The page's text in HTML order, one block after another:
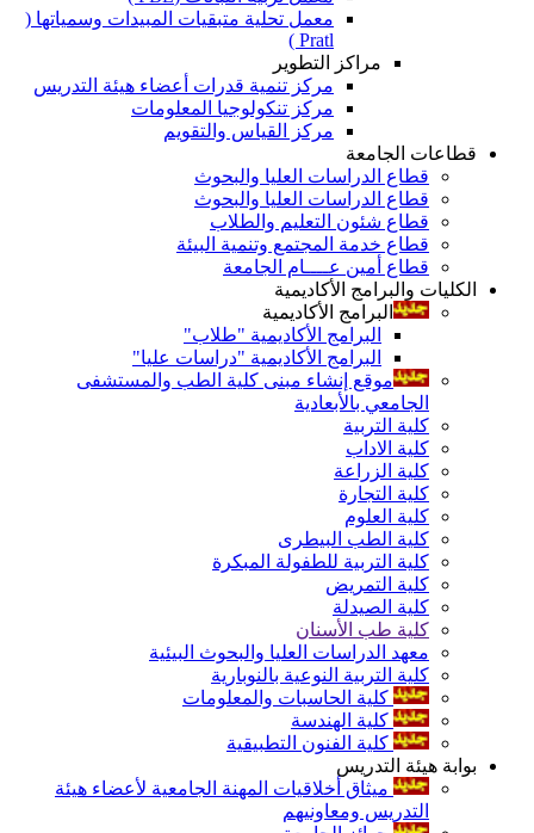
معمل تحلية متبقيات المبيدات وسمياتها (
Pratl )
مراكز التطوير
مركز تنمية قدرات أعضاء هيئة التدريس
مركز تنكولوجيا المعلومات
مركز القياس والتقويم
قطاعات الجامعة
قطاع الدراسات العليا والبحوث
قطاع الدراسات العليا والبحوث
قطاع شئون التعليم والطلاب
قطاع خدمة المجتمع وتنمية البيئة
قطاع أمين عــــام الجامعة
الكليات والبرامج الأكاديمية
البرامج الأكاديمية
البرامج الأكاديمية "طلاب"
البرامج الأكاديمية "دراسات عليا"
موقع إنشاء مبنى كلية الطب والمستشفى
الجامعي بالأبعادية
كلية التربية
كلية الاداب
كلية الزراعة
كلية التجارة
كلية العلوم
كلية الطب البيطرى
كلية التربية للطفولة المبكرة
كلية التمريض
كلية الصيدلة
كلية طب الأسنان
معهد الدراسات العليا والبحوث البيئية
كلية التربية النوعية بالنوبارية
كلية الحاسبات والمعلومات
كلية الهندسة
كلية الفنون التطبيقية
بوابة هيئة التدريس
ميثاق أخلاقيات المهنة الجامعية لأعضاء هيئة
التدريس ومعاونيهم